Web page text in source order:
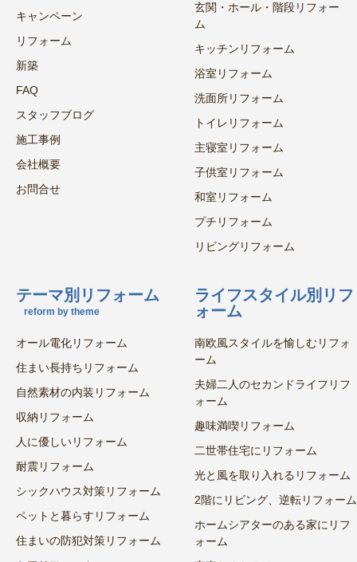
キャンペーン
リフォーム
新築
FAQ
スタッフブログ
施工事例
会社概要
お問合せ
玄関・ホール・階段リフォー
ム
キッチンリフォーム
浴室リフォーム
洗面所リフォーム
トイレリフォーム
主寝室リフォーム
子供室リフォーム
和室リフォーム
プチリフォーム
リビングリフォーム
テーマ別リフォーム
reform by theme
オール電化リフォーム
住まい長持ちリフォーム
自然素材の内装リフォーム
収納リフォーム
人に優しいリフォーム
耐震リフォーム
シックハウス対策リフォーム
ペットと暮らすリフォーム
住まいの防犯対策リフォーム
ライフスタイル別リフ
ォーム
南欧風スタイルを愉しむリフォ
ーム
夫婦二人のセカンドライフリフ
ォーム
趣味満喫リフォーム
二世帯住宅にリフォーム
光と風を取り入れるリフォーム
2階にリビング、逆転リフォーム
ホームシアターのある家にリフ
ォーム